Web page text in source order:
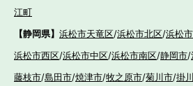
江町
【静岡県】 浜松市天竜区/浜松市北区/浜松
浜松市西区/浜松市中区/浜松市南区/静岡市/
藤枝市/島田市/焼津市/牧之原市/菊川市/掛